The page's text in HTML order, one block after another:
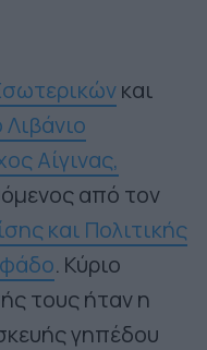
και
Αίγινας,
από τον
και Πολιτικής
. Κύριο
τους ήταν η
γηπέδου